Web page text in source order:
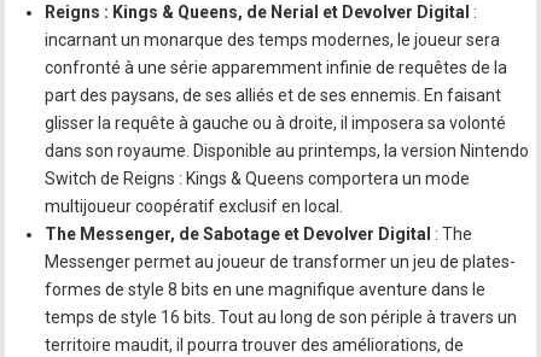
Reigns : Kings & Queens, de Nerial et Devolver Digital :
incarnant un monarque des temps modernes, le joueur sera
confronté à une série apparemment infinie de requêtes de la
part des paysans, de ses alliés et de ses ennemis. En faisant
glisser la requête à gauche ou à droite, il imposera sa volonté
dans son royaume. Disponible au printemps, la version Nintendo
Switch de Reigns : Kings & Queens comportera un mode
multijoueur coopératif exclusif en local.
The Messenger, de Sabotage et Devolver Digital : The
Messenger permet au joueur de transformer un jeu de plates-
formes de style 8 bits en une magnifique aventure dans le
temps de style 16 bits. Tout au long de son périple à travers un
territoire maudit, il pourra trouver des améliorations, de